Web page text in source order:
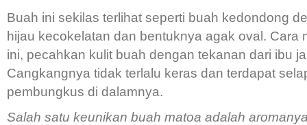
Buah ini sekilas terlihat seperti buah kedondong
hijau kecokelatan dan bentuknya agak oval. Cara
ini, pecahkan kulit buah dengan tekanan dari ibu
Cangkangnya tidak terlalu keras dan terdapat
pembungkus di dalamnya.
Salah satu keunikan buah matoa adalah